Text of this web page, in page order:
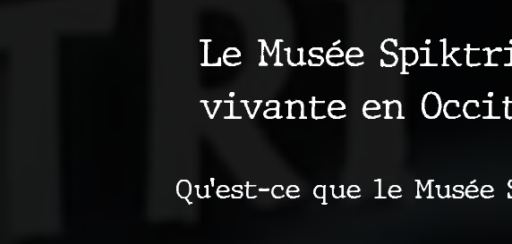
Le Musée
vivante en
Qu’est-ce que le